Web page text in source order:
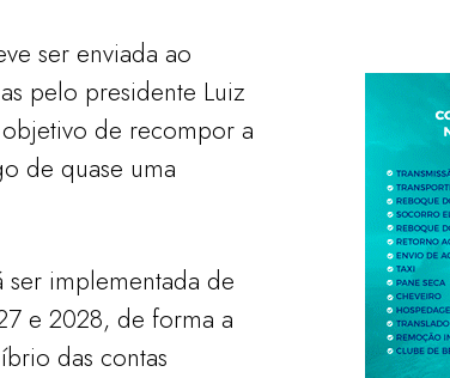
ser enviada ao
pelo presidente Luiz
de recompor a
de quase uma
implementada de
e 2028, de forma a
das contas